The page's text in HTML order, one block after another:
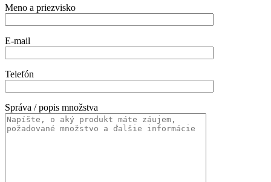
Meno a priezvisko
E-mail
Telefón
Správa / popis množstva